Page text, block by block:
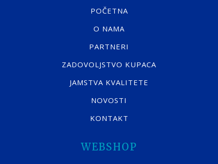
POČETNA
O NAMA
PARTNERI
ZADOVOLJSTVO KUPACA
JAMSTVA KVALITETE
NOVOSTI
KONTAKT
WEBSHOP